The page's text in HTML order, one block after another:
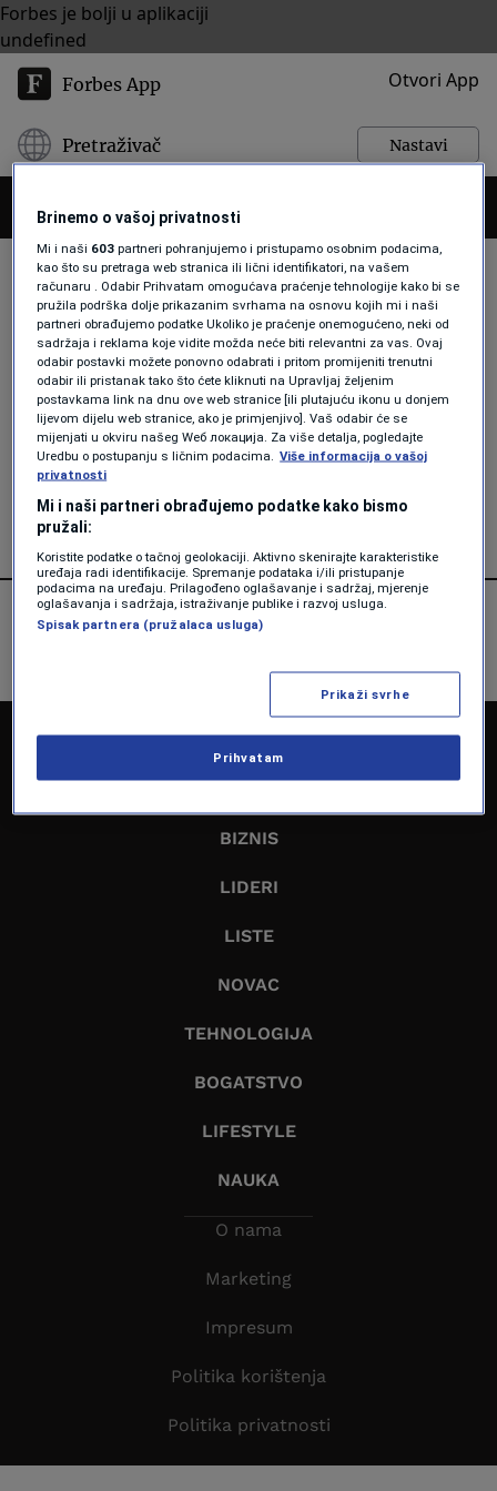
Forbes je bolji u aplikaciji
undefined
Forbes App Otvori App
Pretraživač Nastavi
LUFTHANSA ŠTRAJK
BIZNIS
Šta sa putnike znači štrajk Lufthanse
i možete li vratiti novac ako vam je
let otkazan?
NASLOVNA
BIZNIS
LIDERI
LISTE
NOVAC
TEHNOLOGIJA
BOGATSTVO
LIFESTYLE
NAUKA
O nama
Marketing
Impresum
Politika korištenja
Politika privatnosti
Brinemo o vašoj privatnosti
Mi i naši 603 partneri pohranjujemo i pristupamo osobnim podacima,
kao što su pretraga web stranica ili lični identifikatori, na vašem
računaru . Odabir Prihvatam omogućava praćenje tehnologije kako bi se
pružila podrška dolje prikazanim svrhama na osnovu kojih mi i naši
partneri obrađujemo podatke Ukoliko je praćenje onemogućeno, neki od
sadržaja i reklama koje vidite možda neće biti relevantni za vas. Ovaj
odabir postavki možete ponovno odabrati i pritom promijeniti trenutni
odabir ili pristanak tako što ćete kliknuti na Upravljaj željenim
postavkama link na dnu ove web stranice [ili plutajuću ikonu u donjem
lijevom dijelu web stranice, ako je primjenjivo]. Vaš odabir će se
mijenjati u okviru našeg Wеб локација. Za više detalja, pogledajte
Uredbu o postupanju s ličnim podacima.
Više informacija o vašoj
privatnosti
Mi i naši partneri obrađujemo podatke kako bismo
pružali:
Koristite podatke o tačnoj geolokaciji. Aktivno skenirajte karakteristike
uređaja radi identifikacije. Spremanje podataka i/ili pristupanje
podacima na uređaju. Prilagođeno oglašavanje i sadržaj, mjerenje
oglašavanja i sadržaja, istraživanje publike i razvoj usluga.
Spisak partnera (pružalaca usluga)
Prikaži svrhe
Prihvatam